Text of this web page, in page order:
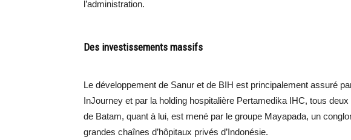
l’administration.
Des investissements massifs
Le développement de Sanur et de BIH est principalement assuré
InJourney et par la holding hospitalière Pertamedika IHC, tous
de Batam, quant à lui, est mené par le groupe Mayapada, un
grandes chaînes d’hôpitaux privés d’Indonésie.